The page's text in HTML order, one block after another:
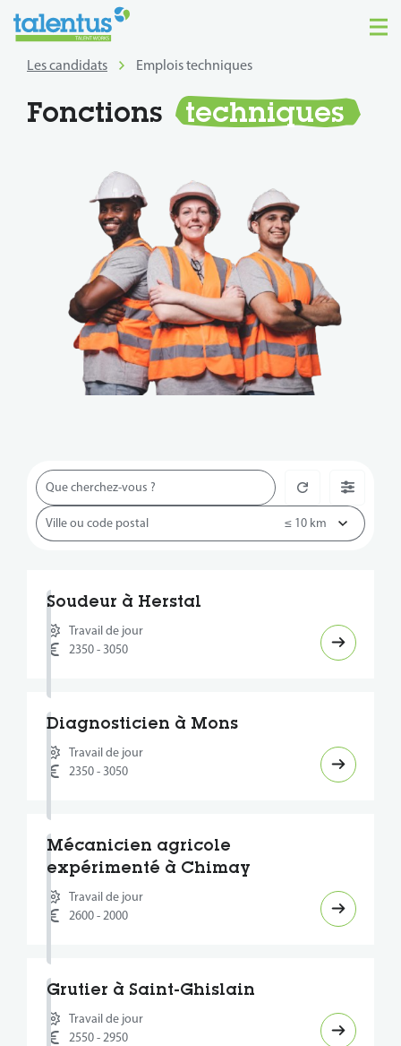
Les candidats Emplois techniques
Fonctions techniques
Soudeur à Herstal
Travail de jour
2350 - 3050
Diagnosticien à Mons
Travail de jour
2350 - 3050
Mécanicien agricole
expérimenté à Chimay
Travail de jour
2600 - 2000
Grutier à Saint-Ghislain
Travail de jour
2550 - 2950